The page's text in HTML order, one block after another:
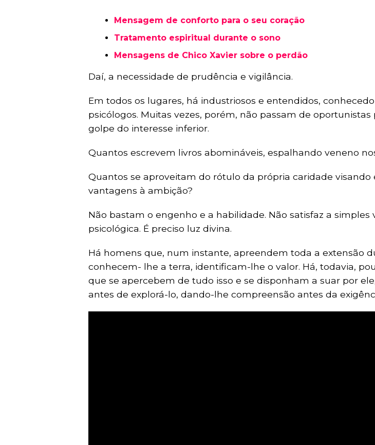
Mensagem de conforto para o seu coração
Tratamento espiritual durante o sono
Mensagens de Chico Xavier sobre o perdão
Daí, a necessidade de prudência e vigilância.
Em todos os lugares, há industriosos e entendidos,
psicólogos. Muitas vezes, porém, não passam de oportunistas
golpe do interesse inferior.
Quantos escrevem livros abomináveis, espalhando veneno
Quantos se aproveitam do rótulo da própria caridade visando
vantagens à ambição?
Não bastam o engenho e a habilidade. Não satisfaz a simples
psicológica. É preciso luz divina.
Há homens que, num instante, apreendem toda a extensão
conhecem- lhe a terra, identificam-lhe o valor. Há, todavia,
que se apercebem de tudo isso e se disponham a suar por
antes de explorá-lo, dando-lhe compreensão antes da